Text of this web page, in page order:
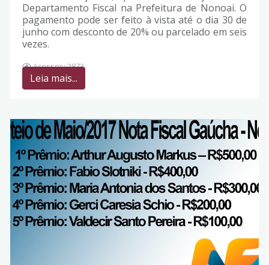
Departamento Fiscal na Prefeitura de Nonoai. O
pagamento pode ser feito à vista até o dia 30 de
junho com desconto de 20% ou parcelado em seis
vezes.
Acessos: 2873
Leia mais...